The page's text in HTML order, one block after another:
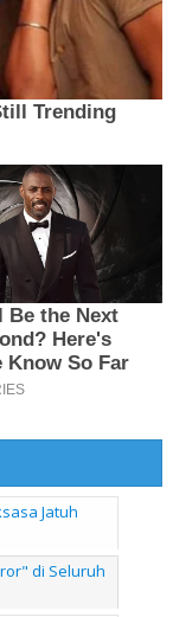
Jatuh
di Seluruh